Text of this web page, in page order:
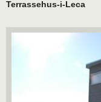
Terrassehus-i-Leca